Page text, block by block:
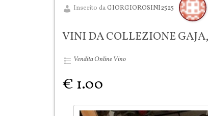
Inserito daGIORGIOROSINI2525
VINI DA COLLEZIONE
Vendita Online Vino
€ 1.00